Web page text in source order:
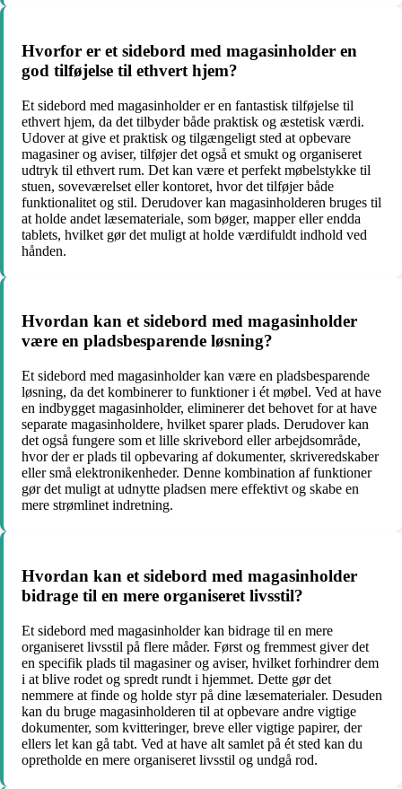
Hvorfor er et sidebord med magasinholder en
god tilføjelse til ethvert hjem?
Et sidebord med magasinholder er en fantastisk tilføjelse til
ethvert hjem, da det tilbyder både praktisk og æstetisk værdi.
Udover at give et praktisk og tilgængeligt sted at opbevare
magasiner og aviser, tilføjer det også et smukt og organiseret
udtryk til ethvert rum. Det kan være et perfekt møbelstykke til
stuen, soveværelset eller kontoret, hvor det tilføjer både
funktionalitet og stil. Derudover kan magasinholderen bruges til
at holde andet læsemateriale, som bøger, mapper eller endda
tablets, hvilket gør det muligt at holde værdifuldt indhold ved
hånden.
Hvordan kan et sidebord med magasinholder
være en pladsbesparende løsning?
Et sidebord med magasinholder kan være en pladsbesparende
løsning, da det kombinerer to funktioner i ét møbel. Ved at have
en indbygget magasinholder, eliminerer det behovet for at have
separate magasinholdere, hvilket sparer plads. Derudover kan
det også fungere som et lille skrivebord eller arbejdsområde,
hvor der er plads til opbevaring af dokumenter, skriveredskaber
eller små elektronikenheder. Denne kombination af funktioner
gør det muligt at udnytte pladsen mere effektivt og skabe en
mere strømlinet indretning.
Hvordan kan et sidebord med magasinholder
bidrage til en mere organiseret livsstil?
Et sidebord med magasinholder kan bidrage til en mere
organiseret livsstil på flere måder. Først og fremmest giver det
en specifik plads til magasiner og aviser, hvilket forhindrer dem
i at blive rodet og spredt rundt i hjemmet. Dette gør det
nemmere at finde og holde styr på dine læsematerialer. Desuden
kan du bruge magasinholderen til at opbevare andre vigtige
dokumenter, som kvitteringer, breve eller vigtige papirer, der
ellers let kan gå tabt. Ved at have alt samlet på ét sted kan du
opretholde en mere organiseret livsstil og undgå rod.